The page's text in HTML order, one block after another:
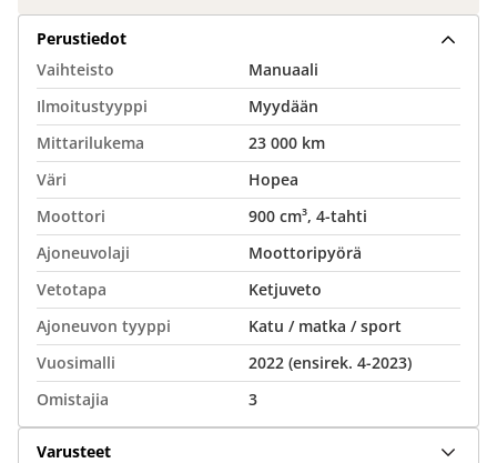
Perustiedot
Vaihteisto
Manuaali
Ilmoitustyyppi
Myydään
Mittarilukema
23 000 km
Väri
Hopea
Moottori
900 cm³, 4-tahti
Ajoneuvolaji
Moottoripyörä
Vetotapa
Ketjuveto
Ajoneuvon tyyppi
Katu / matka / sport
Vuosimalli
2022 (ensirek. 4-2023)
Omistajia
3
Varusteet